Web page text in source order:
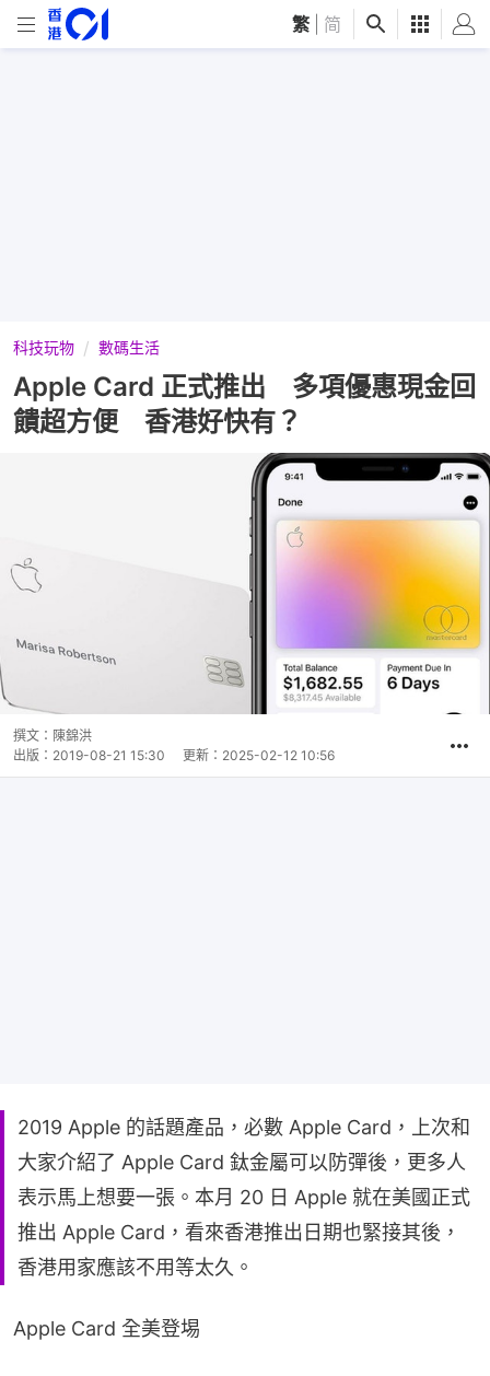
繁 简
科技玩物 數碼生活
Apple Card 正式推出 多項優惠現金回
饋超方便 香港好快有？
撰文： 陳錦洪
出版： 2019-08-21 15:30 更新： 2025-02-12 10:56
2019 Apple 的話題產品，必數 Apple Card，上次和
大家介紹了 Apple Card 鈦金屬可以防彈後，更多人
表示馬上想要一張。本月 20 日 Apple 就在美國正式
推出 Apple Card，看來香港推出日期也緊接其後，
香港用家應該不用等太久。
Apple Card 全美登埸